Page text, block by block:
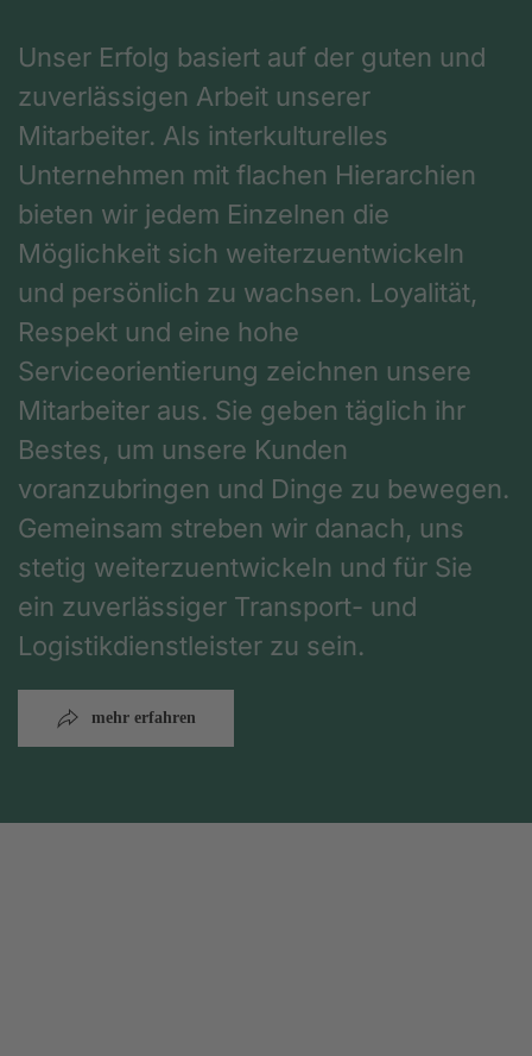
Unser Erfolg basiert auf der guten und
zuverlässigen Arbeit unserer
Mitarbeiter. Als interkulturelles
Unternehmen mit flachen Hierarchien
bieten wir jedem Einzelnen die
Möglichkeit sich weiterzuentwickeln
und persönlich zu wachsen. Loyalität,
Respekt und eine hohe
Serviceorientierung zeichnen unsere
Mitarbeiter aus. Sie geben täglich ihr
Bestes, um unsere Kunden
voranzubringen und Dinge zu bewegen.
Gemeinsam streben wir danach, uns
stetig weiterzuentwickeln und für Sie
ein zuverlässiger Transport- und
Logistikdienstleister zu sein.
mehr erfahren